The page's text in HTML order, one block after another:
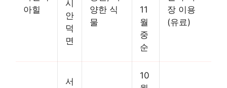
아힐
시
안
덕
면
양한 식
물
11
월
중
순
장 이용
(유료)
서
10